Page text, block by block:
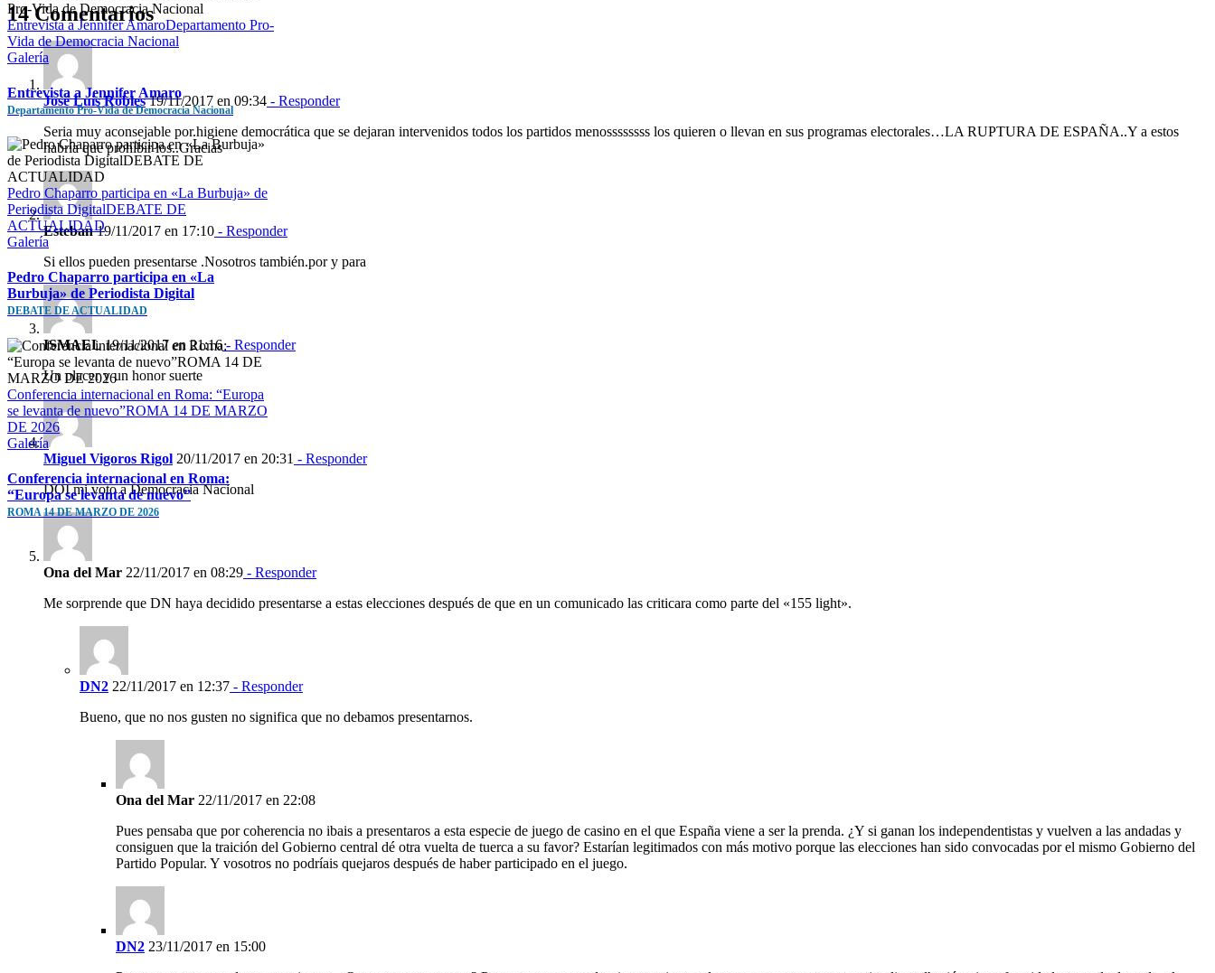
Entrevista a Jennifer AmaroDepartamento Pro-
Vida de Democracia Nacional
Galería
Entrevista a Jennifer Amaro
Departamento Pro-Vida de Democracia Nacional
Pedro Chaparro participa en «La Burbuja» de
Periodista DigitalDEBATE DE
ACTUALIDAD
Galería
Pedro Chaparro participa en «La
Burbuja» de Periodista Digital
DEBATE DE ACTUALIDAD
Conferencia internacional en Roma: “Europa
se levanta de nuevo”ROMA 14 DE MARZO
DE 2026
Galería
Conferencia internacional en Roma:
“Europa se levanta de nuevo”
ROMA 14 DE MARZO DE 2026
14 Comentarios
José Luis Robles19/11/2017 en 09:34 - Responder
Seria muy aconsejable por.higiene democrática que se dejaran intervenidos todos los partidos menossssssss los quieren o llevan en sus programas electorales…LA RUPTURA DE ESPAÑA..Y a estos
habría que prohibir los..Gracias
Esteban19/11/2017 en 17:10 - Responder
Si ellos pueden presentarse .Nosotros también.por y para
ISMAEL19/11/2017 en 21:16- Responder
Un placer y un honor suerte
Miguel Vigoros Rigol 20/11/2017 en 20:31 - Responder
DOI mi voto a Democracia Nacional
Ona del Mar 22/11/2017 en 08:29 - Responder
Me sorprende que DN haya decidido presentarse a estas elecciones después de que en un comunicado las criticara como parte del «155 light».
DN2 22/11/2017 en 12:37 - Responder
Bueno, que no nos gusten no significa que no debamos presentarnos.
Ona del Mar 22/11/2017 en 22:08
Pues pensaba que por coherencia no ibais a presentaros a esta especie de juego de casino en el que España viene a ser la prenda. ¿Y si ganan los independentistas y vuelven a las andadas y
consiguen que la traición del Gobierno central dé otra vuelta de tuerca a su favor? Estarían legitimados con más motivo porque las elecciones han sido convocadas por el mismo Gobierno del
Partido Popular. Y vosotros no podríais quejaros después de haber participado en el juego.
DN2 23/11/2017 en 15:00